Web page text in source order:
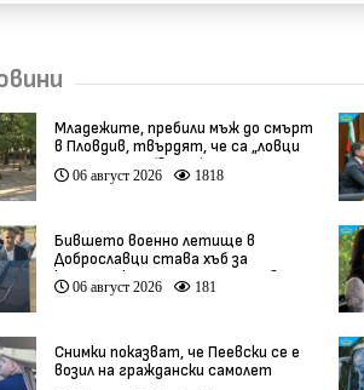
Младежите, пребили мъж до смърт
в Пловдив, твърдят, че са „ловци
на педофили” (видео)
06 август 2026 1818
Бившето военно летище в
Доброславци става хъб за
космически технологии и иновации
(видео)
06 август 2026 181
Снимки показват, че Пеевски се е
возил на граждански самолет